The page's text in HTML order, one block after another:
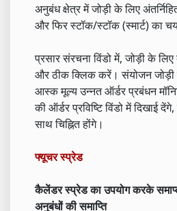
अनुबंध क्षेत्र में जोड़ी के लिए
और फिर स्टॉक/स्टॉक (स्मार्ट) का
प्रसार संरचना विंडो में, जोड़ी के लिए
और ठीक क्लिक करें। संयोजन जोड़ी
आस्क मूल्य उन्नत ऑर्डर प्रबंधन
की ऑर्डर प्रविष्टि विंडो में दिखाई
साथ चिह्नित होंगे।
फ्यूचर स्प्रेड
कैलेंडर स्प्रेड का उपयोग करके
अनुबंधों की समाप्ति